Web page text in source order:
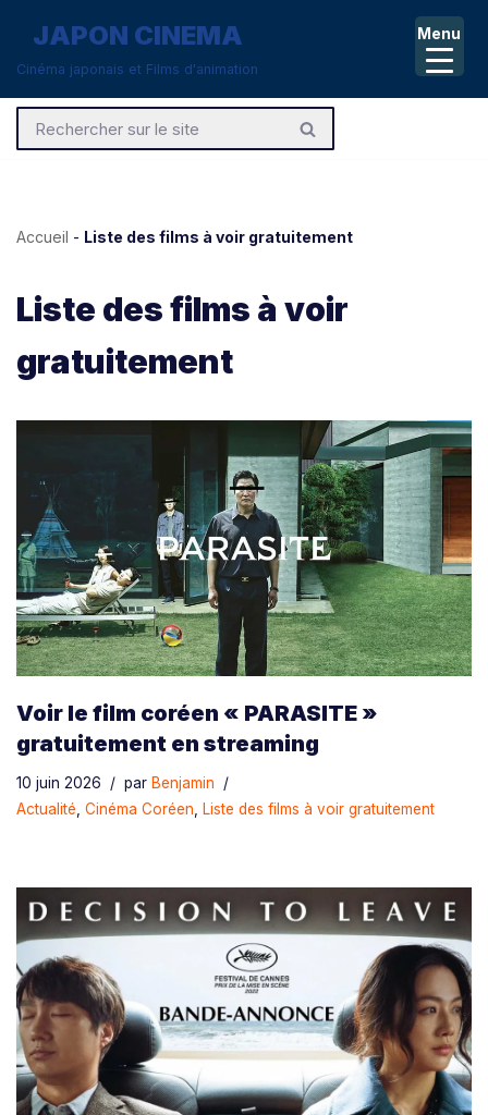
Aller
contenu
JAPON CINEMA
Cinéma japonais et Films d'animation
Accueil - Liste des films à voir gratuitement
Liste des films à voir
gratuitement
Voir le film coréen « PARASITE »
gratuitement en streaming
10 juin 2026 par Benjamin
Actualité Cinéma Coréen Liste des films à voir gratuitement
Menu